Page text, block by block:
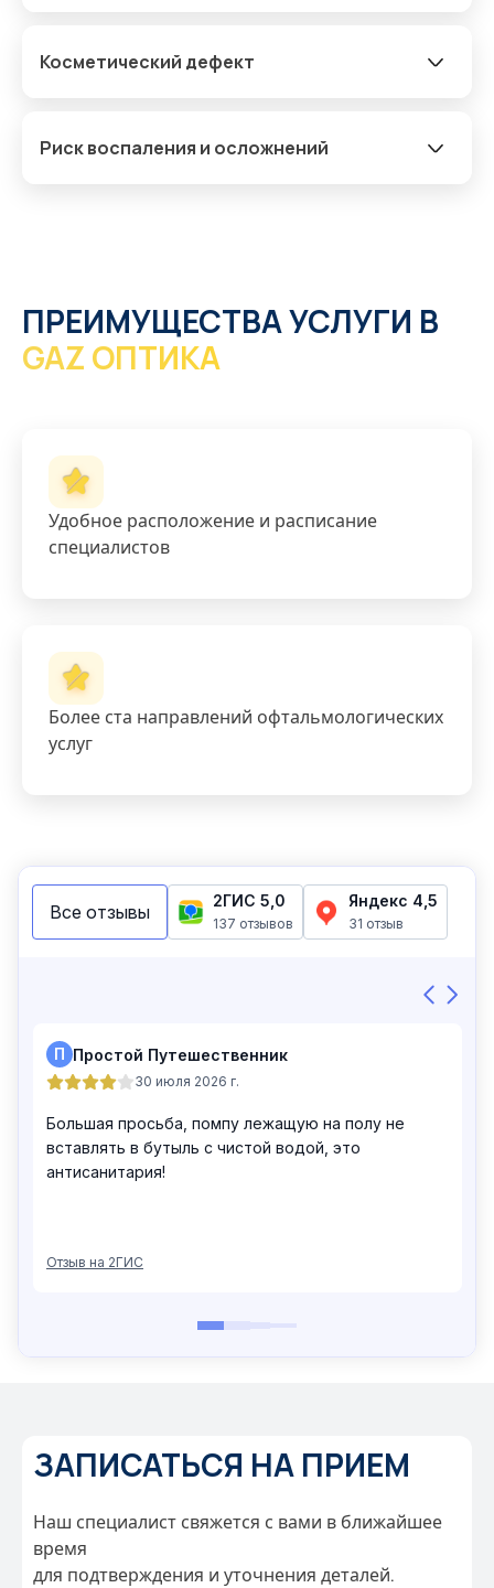
Косметический дефект
Риск воспаления и осложнений
ПРЕИМУЩЕСТВА УСЛУГИ В
GAZ ОПТИКА
Удобное расположение и расписание
специалистов
Более ста направлений офтальмологических
услуг
ЗАПИСАТЬСЯ НА ПРИЕМ
Наш специалист свяжется с вами в ближайшее
время
для подтверждения и уточнения деталей.